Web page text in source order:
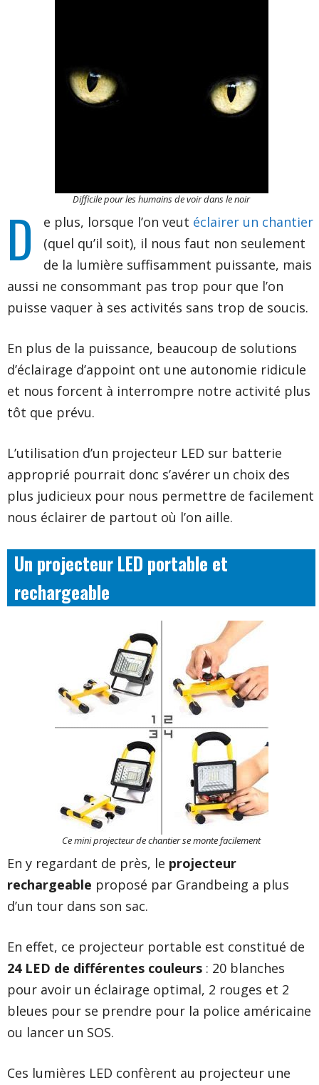
Difficile pour les humains de voir dans le noir
D e plus, lorsque l’on veut éclairer un chantier
(quel qu’il soit), il nous faut non seulement
de la lumière suffisamment puissante, mais
aussi ne consommant pas trop pour que l’on
puisse vaquer à ses activités sans trop de soucis.
En plus de la puissance, beaucoup de solutions
d’éclairage d’appoint ont une autonomie ridicule
et nous forcent à interrompre notre activité plus
tôt que prévu.
L’utilisation d’un projecteur LED sur batterie
approprié pourrait donc s’avérer un choix des
plus judicieux pour nous permettre de facilement
nous éclairer de partout où l’on aille.
Un projecteur LED portable et
rechargeable
Ce mini projecteur de chantier se monte facilement
En y regardant de près, le projecteur
rechargeable proposé par Grandbeing a plus
d’un tour dans son sac.
En effet, ce projecteur portable est constitué de
24 LED de différentes couleurs : 20 blanches
pour avoir un éclairage optimal, 2 rouges et 2
bleues pour se prendre pour la police américaine
ou lancer un SOS.
Ces lumières LED confèrent au projecteur une